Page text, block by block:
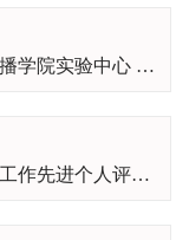
【实验室培训预告】山东大学新闻传播学院实验中心 “多链路捆绑无线图传5G/4K直播背包”操作技能培训会 （2025年第2期）
关于拟推荐2024年度山东大学实验室工作先进个人评选的人员名单公示